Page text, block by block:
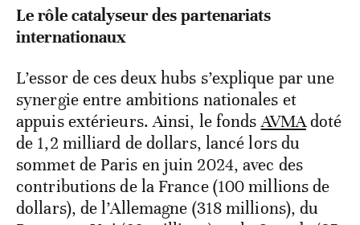
Le rôle catalyseur des partenariats
internationaux
L’essor de ces deux hubs s’explique par une
synergie entre ambitions nationales et
appuis extérieurs. Ainsi, le fondsAVMAdoté
de 1,2 milliard de dollars, lancé lors du
sommet de Paris en juin 2024, avec des
contributions de la France (100 millions de
dollars), de l’Allemagne (318 millions), du